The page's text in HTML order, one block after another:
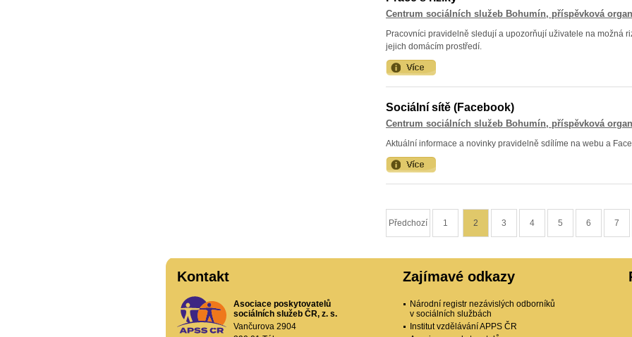
Centrum sociálních služeb Bohumín, příspěvková
Pracovníci pravidelně sledují a upozorňují uživatele na možná
jejich domácím prostředí.
Sociální sítě (Facebook)
Centrum sociálních služeb Bohumín, příspěvková
Aktuální informace a novinky pravidelně sdílíme na webu a
Předchozí 1 2 3 4 5 6 7
Kontakt
Asociace poskytovatelů
sociálních služeb ČR, z. s.
Vančurova 2904
Zajímavé odkazy
Národní registr nezávislých odborníků
v sociálních službách
Institut vzdělávání APPS ČR